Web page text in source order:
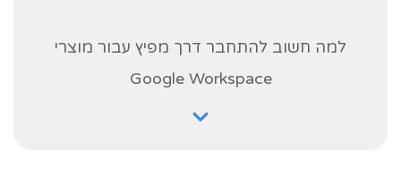
למה חשוב להתחבר דרך מפיץ עבור מוצרי
Google Workspace